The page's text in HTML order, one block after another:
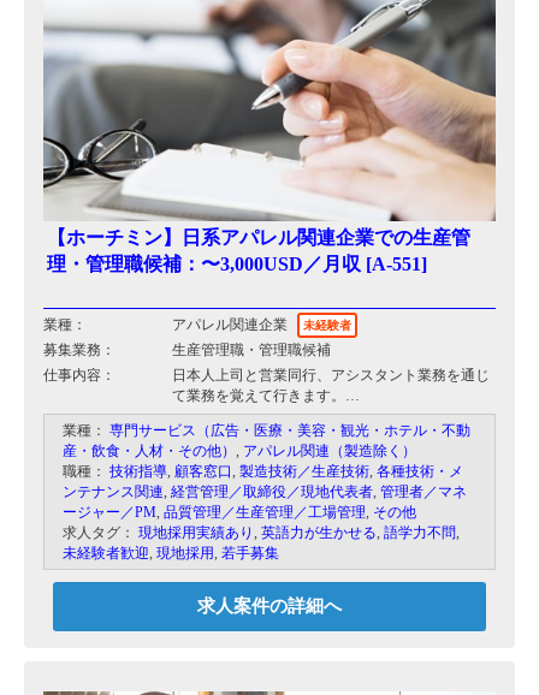
【ホーチミン】日系アパレル関連企業での生産管
理・管理職候補：〜3,000USD／月収 [A-551]
業種： アパレル関連企業 未経験者
募集業務：
生産管理職・管理職候補
仕事内容：
日本人上司と営業同行、アシスタント業務を通じ
て業務を覚えて行きます。
その後の業務については下記です。
・日本人やベトナム人スタッフ、客先日本人との
実務上のやりとり
・ベトナム人スタッフの管理（勤務態度、検査状
況の確認、品質など）
・客先工場でのマネジメント（ベトナム北部を含
む国内への出張）
・その他、適性や必要に応じて応相談
業種： 専門サービス（広告・医療・美容・観光・ホテル・不動
産・飲食・人材・その他） , アパレル関連（製造除く）
職種： 技術指導, 顧客窓口, 製造技術／生産技術, 各種技術・メ
ンテナンス関連, 経営管理／取締役／現地代表者, 管理者／マネ
ージャー／PM, 品質管理／生産管理／工場管理, その他
求人タグ： 現地採用実績あり , 英語力が生かせる, 語学力不問,
未経験者歓迎, 現地採用, 若手募集
求人案件の詳細へ